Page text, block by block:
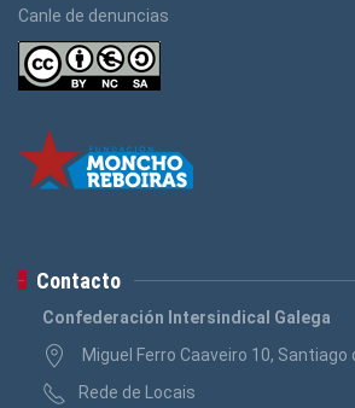
Canle de denuncias
Contacto
Confederación Intersindical Galega
Miguel Ferro Caaveiro 10,
Rede de Locais